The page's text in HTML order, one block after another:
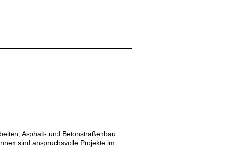
Asphalt- und Betonstraßenbau
sind anspruchsvolle Projekte im